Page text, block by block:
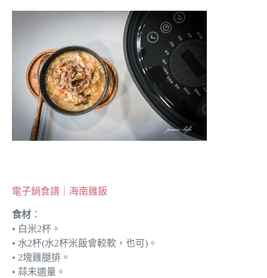
電子鍋食譜｜海南雞飯
食材 ：
• 白米2杯。
• 水2杯(水2杯米飯會較軟，也可)。
• 2塊雞腿排。
• 蒜末適量。